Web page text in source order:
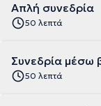
Απλή συνεδρία
50 λεπτά
Συνεδρία μέσω
50 λεπτά